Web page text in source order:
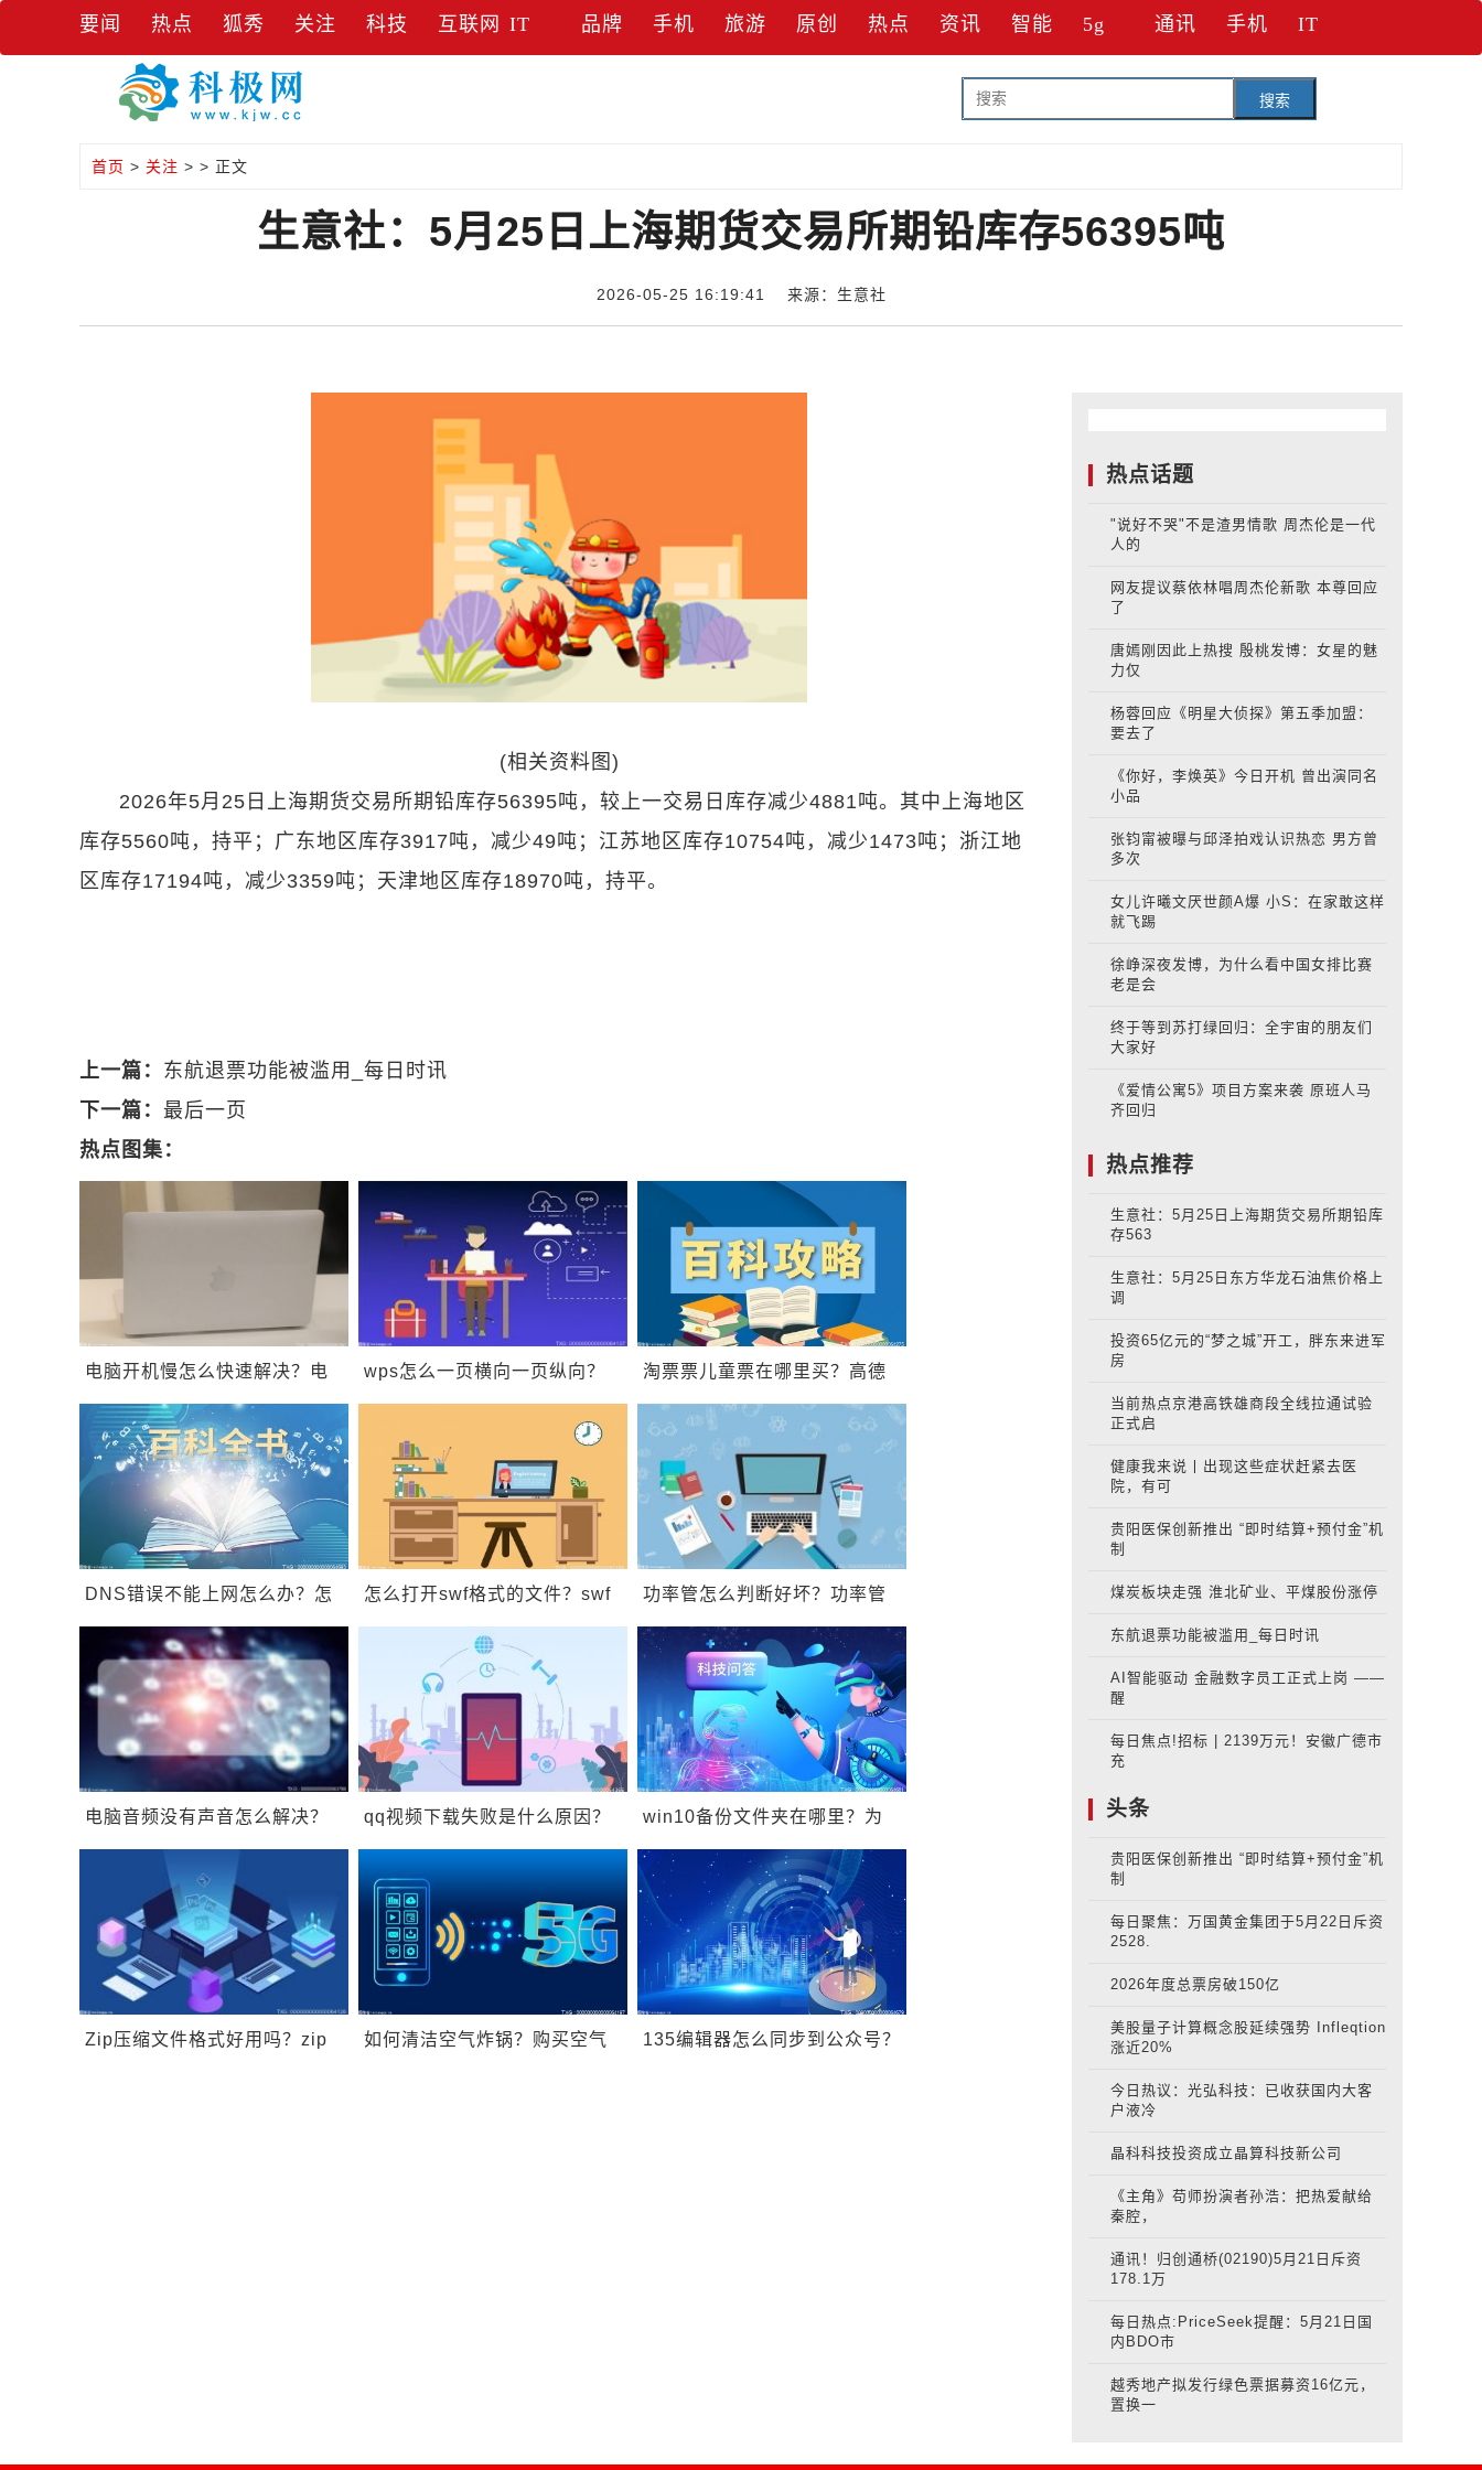
要闻 热点 狐秀 关注 科技 互联网 IT 品牌 手机 旅游 原创 热点 资讯 智能 5g 通讯 手机 IT
搜索
首页 > 关注 > > 正文
生意社：5月25日上海期货交易所期铅库存56395吨
2026-05-25 16:19:41 来源：生意社
(相关资料图)
2026年5月25日上海期货交易所期铅库存56395吨，较上一交易日库存减少4881吨。其中上海地区
库存5560吨，持平；广东地区库存3917吨，减少49吨；江苏地区库存10754吨，减少1473吨；浙江地
区库存17194吨，减少3359吨；天津地区库存18970吨，持平。
上一篇： 东航退票功能被滥用_每日时讯
下一篇： 最后一页
热点图集：
电脑开机慢怎么快速解决？电
脑为什么开机特别慢？
wps怎么一页横向一页纵向？ 淘票票儿童票在哪里买？高德
地图黑色模式怎么调整？
DNS错误不能上网怎么办？怎
么解决错误代码
0xa0430721？
怎么打开swf格式的文件？swf
文件用什么打开？
功率管怎么判断好坏？功率管
有什么作用？
电脑音频没有声音怎么解决？ qq视频下载失败是什么原因？ win10备份文件夹在哪里？为
什么要进行Win10文件备份？
Zip压缩文件格式好用吗？zip 如何清洁空气炸锅？购买空气 135编辑器怎么同步到公众号？
热点话题
"说好不哭"不是渣男情歌 周杰伦是一代
人的
网友提议蔡依林唱周杰伦新歌 本尊回应
了
唐嫣刚因此上热搜 殷桃发博：女星的魅
力仅
杨蓉回应《明星大侦探》第五季加盟：
要去了
《你好，李焕英》今日开机 曾出演同名
小品
张钧甯被曝与邱泽拍戏认识热恋 男方曾
多次
女儿许曦文厌世颜A爆 小S：在家敢这样
就飞踢
徐峥深夜发博，为什么看中国女排比赛
老是会
终于等到苏打绿回归：全宇宙的朋友们
大家好
《爱情公寓5》项目方案来袭 原班人马
齐回归
热点推荐
生意社：5月25日上海期货交易所期铅库
存563
生意社：5月25日东方华龙石油焦价格上
调
投资65亿元的“梦之城”开工，胖东来进军
房
当前热点京港高铁雄商段全线拉通试验
正式启
健康我来说丨出现这些症状赶紧去医
院，有可
贵阳医保创新推出 “即时结算+预付金”机
制
煤炭板块走强 淮北矿业、平煤股份涨停
东航退票功能被滥用_每日时讯
AI智能驱动 金融数字员工正式上岗 ——
醒
每日焦点!招标 | 2139万元！安徽广德市
充
头条
贵阳医保创新推出 “即时结算+预付金”机
制
每日聚焦：万国黄金集团于5月22日斥资
2528.
2026年度总票房破150亿
美股量子计算概念股延续强势 Infleqtion
涨近20%
今日热议：光弘科技：已收获国内大客
户液冷
晶科科技投资成立晶算科技新公司
《主角》苟师扮演者孙浩：把热爱献给
秦腔，
通讯！归创通桥(02190)5月21日斥资
178.1万
每日热点:PriceSeek提醒：5月21日国
内BDO市
越秀地产拟发行绿色票据募资16亿元，
置换一